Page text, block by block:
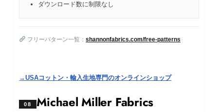
ダウンロード数に制限なし
フリーパターン一覧：shannonfabrics.com/free-patterns
→USAコットン・輸入生地専門のオンラインショップ
08 Michael Miller Fabrics